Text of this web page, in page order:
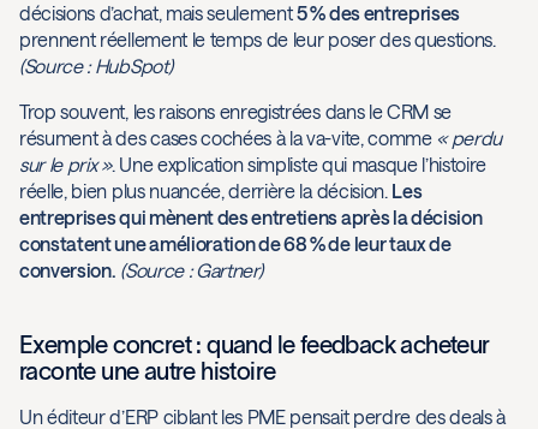
décisions d’achat, mais seulement5 % des entreprises
prennent réellement le temps de leur poser des questions.
(Source : HubSpot)
Trop souvent, les raisons enregistrées dans le CRM se
résument à des cases cochées à la va-vite, comme « perdu
sur le prix ». Une explication simpliste qui masque l’histoire
réelle, bien plus nuancée, derrière la décision. Les
entreprises qui mènent des entretiens après la décision
constatent une amélioration de 68 % de leur taux de
conversion. (Source : Gartner)
Exemple concret : quand le feedback acheteur
raconte une autre histoire
Un éditeur d’ERP ciblant les PME pensait perdre des deals à